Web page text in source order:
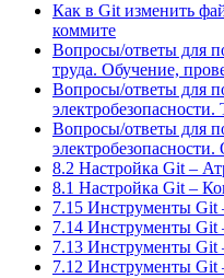
Как в Git изменить
коммите
Вопросы/ответы для
труда. Обучение,
Вопросы/ответы для
Вопросы/ответы для
8.2 Настройка Git –
8.1 Настройка Git –
7.15 Инструменты Git
7.14 Инструменты
7.13 Инструменты Git
7.12 Инструменты Git